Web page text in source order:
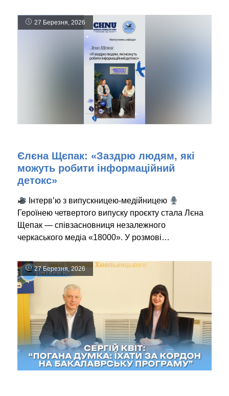
27 Березня, 2026
Єлєна Щєпак: «Заздрю людям, які
можуть робити інформаційний
детокс»
Інтерв’ю з випускницею-медійницею
Героїнею четвертого випуску проєкту стала Лєна
Щепак — співзасновниця незалежного
черкаського медіа «18000». У розмові…
27 Березня, 2026